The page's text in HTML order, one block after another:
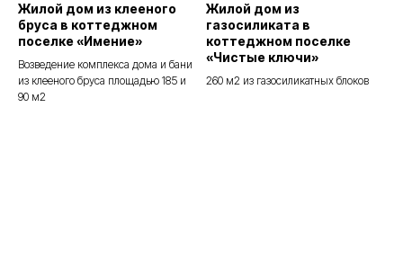
Жилой дом из клееного
бруса в коттеджном
поселке «Имение»
Возведение комплекса дома и бани
из клееного бруса площадью 185 и
90 м2
Жилой дом из
газосиликата в
коттеджном поселке
«Чистые ключи»
260 м2 из газосиликатных блоков